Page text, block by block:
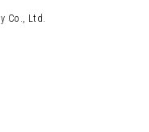
Co., Ltd.